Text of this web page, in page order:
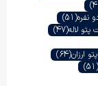
نفره(51)
لاله(47)
پتو ارزان(64)
(51)